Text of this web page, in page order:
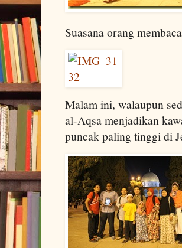
Suasana orang
Malam ini, walaupun
al-Aqsa menjadikan
puncak paling tinggi di